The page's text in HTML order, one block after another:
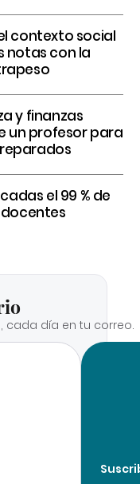
contexto social
notas con la
y finanzas
un profesor para
el 99 % de
cada día en tu correo.